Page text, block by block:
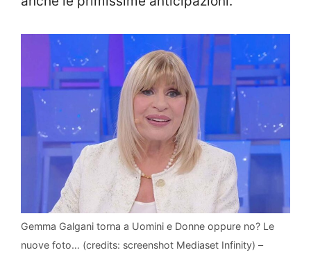
Gemma Galgani torna a Uomini e Donne oppure no? Le
nuove foto… (credits: screenshot Mediaset Infinity) –